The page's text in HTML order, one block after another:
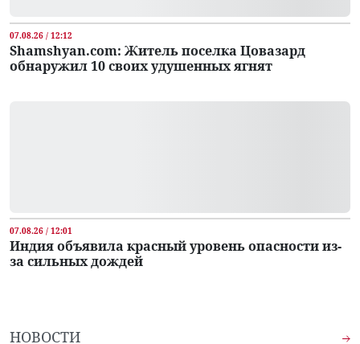
07.08.26 / 12:12
Shamshyan.com: Житель поселка Цовазард
обнаружил 10 своих удушенных ягнят
07.08.26 / 12:01
Индия объявила красный уровень опасности из-
за сильных дождей
НОВОСТИ